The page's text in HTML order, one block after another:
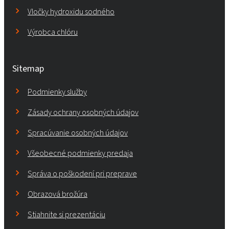
Vločky hydroxidu sodného
Výrobca chlóru
Sitemap
Podmienky služby
Zásady ochrany osobných údajov
Spracúvanie osobných údajov
Všeobecné podmienky predaja
Správa o poškodení pri preprave
Obrazová brožúra
Stiahnite si prezentáciu